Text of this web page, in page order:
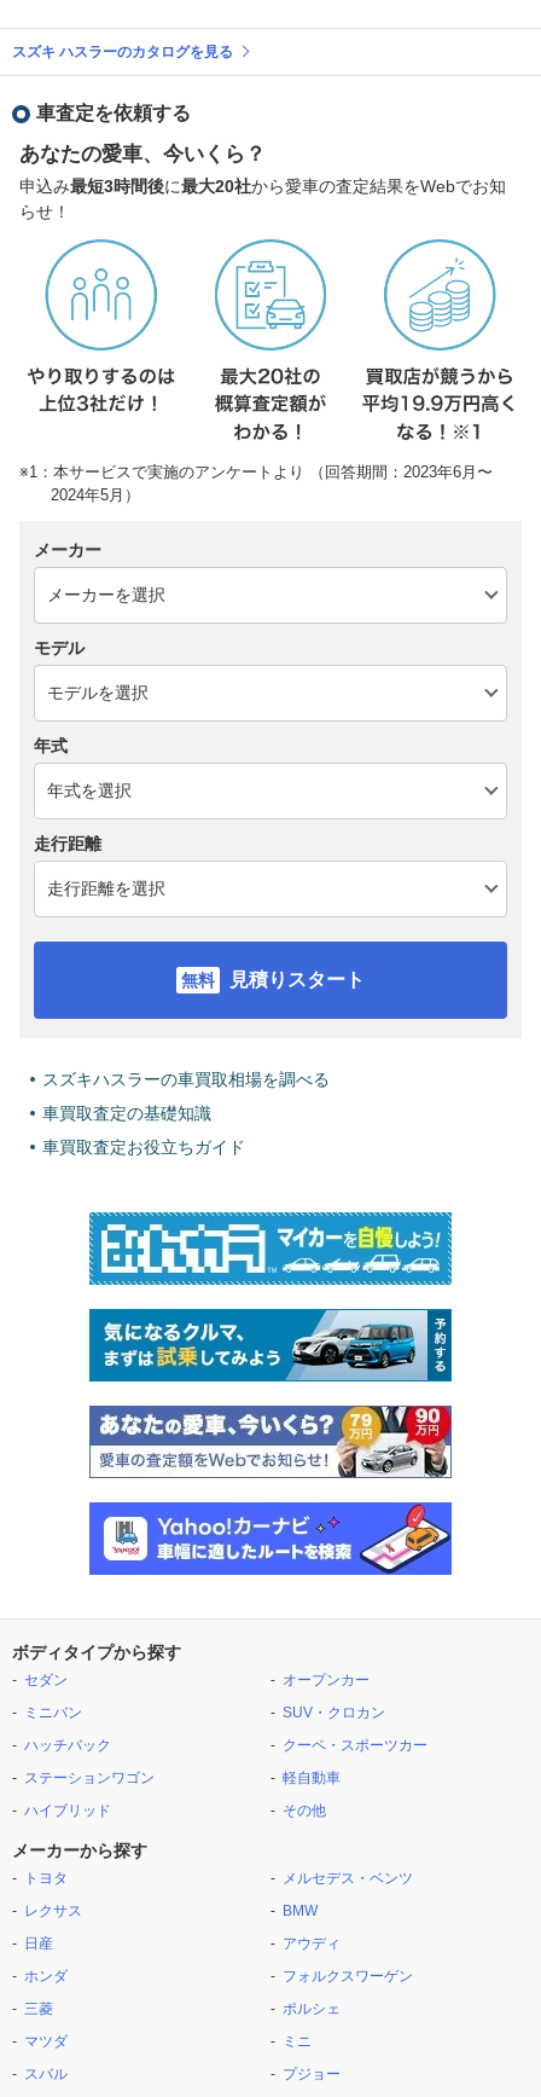
スズキ ハスラーのカタログを見る
車査定を依頼する
あなたの愛車、今いくら？
申込み最短3時間後に最大20社から愛車の査定結果をWebでお知
らせ！
※1：本サービスで実施のアンケートより （回答期間：2023年6月〜
2024年5月）
メーカー
モデル
年式
走行距離
見積りスタート
スズキハスラーの車買取相場を調べる
車買取査定の基礎知識
車買取査定お役立ちガイド
ボディタイプから探す
セダン
ミニバン
ハッチバック
ステーションワゴン
ハイブリッド
オープンカー
SUV・クロカン
クーペ・スポーツカー
軽自動車
その他
メーカーから探す
トヨタ
レクサス
日産
ホンダ
三菱
マツダ
スバル
メルセデス・ベンツ
BMW
アウディ
フォルクスワーゲン
ポルシェ
ミニ
プジョー